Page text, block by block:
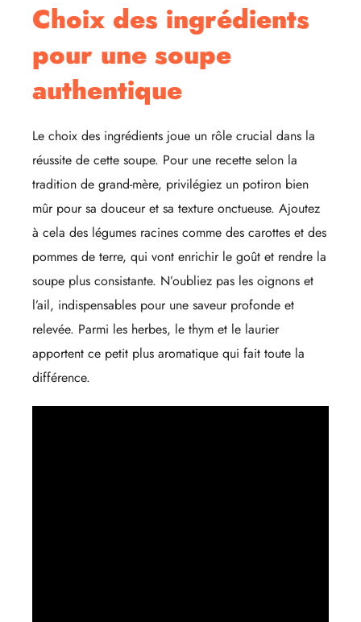
Choix des ingrédients
pour une soupe
authentique
Le choix des ingrédients joue un rôle crucial dans la
réussite de cette soupe. Pour une recette selon la
tradition de grand-mère, privilégiez un potiron bien
mûr pour sa douceur et sa texture onctueuse. Ajoutez
à cela des légumes racines comme des carottes et des
pommes de terre, qui vont enrichir le goût et rendre la
soupe plus consistante. N’oubliez pas les oignons et
l’ail, indispensables pour une saveur profonde et
relevée. Parmi les herbes, le thym et le laurier
apportent ce petit plus aromatique qui fait toute la
différence.